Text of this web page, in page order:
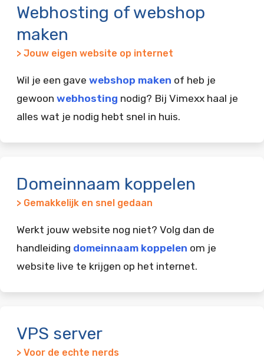
Webhosting of webshop
maken
> Jouw eigen website op internet
Wil je een gave webshop maken of heb je
gewoon webhosting nodig? Bij Vimexx haal je
alles wat je nodig hebt snel in huis.
Domeinnaam koppelen
> Gemakkelijk en snel gedaan
Werkt jouw website nog niet? Volg dan de
handleiding domeinnaam koppelen om je
website live te krijgen op het internet.
VPS server
> Voor de echte nerds